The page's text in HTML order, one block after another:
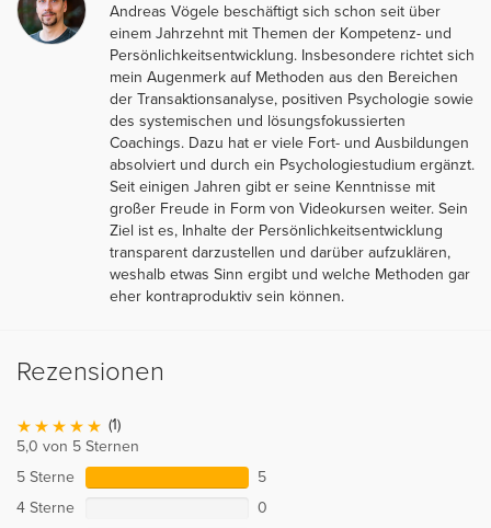
Andreas Vögele beschäftigt sich schon seit über
einem Jahrzehnt mit Themen der Kompetenz- und
Persönlichkeitsentwicklung. Insbesondere richtet sich
mein Augenmerk auf Methoden aus den Bereichen
der Transaktionsanalyse, positiven Psychologie sowie
des systemischen und lösungsfokussierten
Coachings. Dazu hat er viele Fort- und Ausbildungen
absolviert und durch ein Psychologiestudium ergänzt.
Seit einigen Jahren gibt er seine Kenntnisse mit
großer Freude in Form von Videokursen weiter. Sein
Ziel ist es, Inhalte der Persönlichkeitsentwicklung
transparent darzustellen und darüber aufzuklären,
weshalb etwas Sinn ergibt und welche Methoden gar
eher kontraproduktiv sein können.
Rezensionen
(1)
5,0 von 5 Sternen
5 Sterne
5
4 Sterne
0